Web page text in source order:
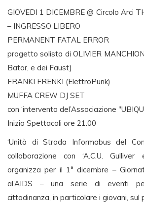
GIOVEDI 1 DICEMBRE @ Circolo Arci
– INGRESSO LIBERO
PERMANENT FATAL ERROR
progetto solista di OLIVIER
Bator, e dei Faust)
FRANKI FRENKI (ElettroPunk)
MUFFA CREW DJ SET
con ‘intervento del’Associazione
Inizio Spettacoli ore 21.00
‘Unità di Strada Informabus del
collaborazione con ‘A.C.U.
organizza per il 1° dicembre –
al’AIDS – una serie di eventi
cittadinanza, in particolare i giovani, sul